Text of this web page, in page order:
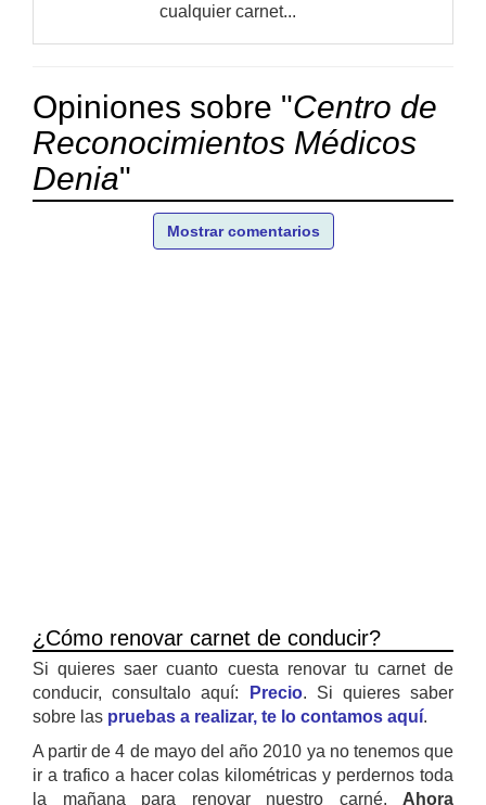
cualquier carnet...
Opiniones sobre "Centro de
Reconocimientos Médicos
Denia"
Mostrar comentarios
¿Cómo renovar carnet de conducir?
Si quieres saer cuanto cuesta renovar tu carnet de
conducir, consultalo aquí:
Precio. Si quieres saber
sobre las pruebas a realizar, te lo contamos aquí.
A partir de 4 de mayo del año 2010 ya no tenemos que
ir a trafico a hacer colas kilométricas y perdernos toda
la mañana para renovar nuestro carné. Ahora